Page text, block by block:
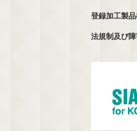
登録加工製
法規制及び障